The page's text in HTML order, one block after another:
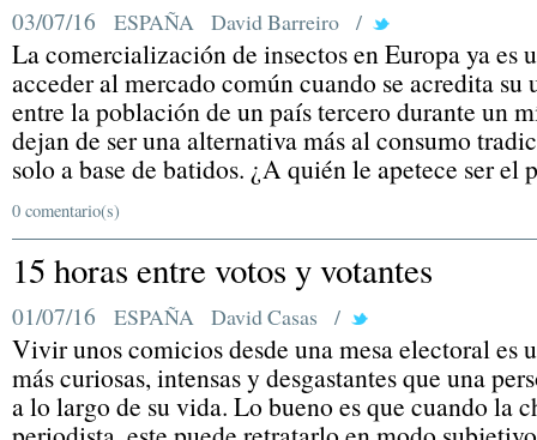
03/07/16 ESPAÑA David Barreiro /
La comercialización de insectos en Europa ya es
acceder al mercado común cuando se acredita su
entre la población de un país tercero durante un
dejan de ser una alternativa más al consumo
solo a base de batidos. ¿A quién le apetece ser
0 comentario(s)
15 horas entre votos y votantes
01/07/16 ESPAÑA David Casas /
Vivir unos comicios desde una mesa electoral es
más curiosas, intensas y desgastantes que una
a lo largo de su vida. Lo bueno es que cuando la